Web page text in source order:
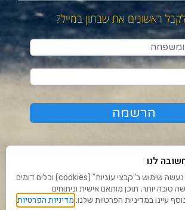
ראשונים את שבתון במייל?
תנאי שימוש ומדיניות פרטיות
לנו
לידיעתכם, באתר זה נעשה שימוש ב"קבצי עוגיות" (cookies) וכלים דומים
טובה יותר, תוכן מותאם אישית וניתוחים
עיינו במדיניות הפרטיות שלנו. מדיניות הפרטיות